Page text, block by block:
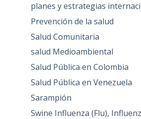
planes y estrategias
Prevención de la salud
Salud Comunitaria
salud Medioambiental
Salud Pública en Colombia
Salud Pública en Venezuela
Sarampión
Swine Influenza (Flu),